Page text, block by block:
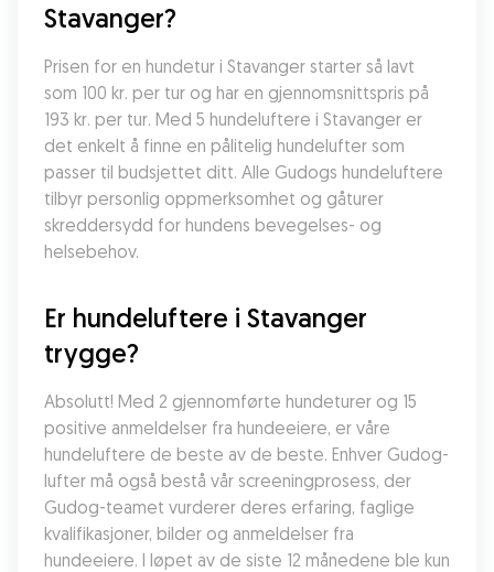
Stavanger?
Prisen for en hundetur i Stavanger starter så lavt
som 100 kr. per tur og har en gjennomsnittspris på
193 kr. per tur. Med 5 hundeluftere i Stavanger er
det enkelt å finne en pålitelig hundelufter som
passer til budsjettet ditt. Alle Gudogs hundeluftere
tilbyr personlig oppmerksomhet og gåturer
skreddersydd for hundens bevegelses- og
helsebehov.
Er hundeluftere i Stavanger
trygge?
Absolutt! Med 2 gjennomførte hundeturer og 15
positive anmeldelser fra hundeeiere, er våre
hundeluftere de beste av de beste. Enhver Gudog-
lufter må også bestå vår screeningprosess, der
Gudog-teamet vurderer deres erfaring, faglige
kvalifikasjoner, bilder og anmeldelser fra
hundeeiere. I løpet av de siste 12 månedene ble kun